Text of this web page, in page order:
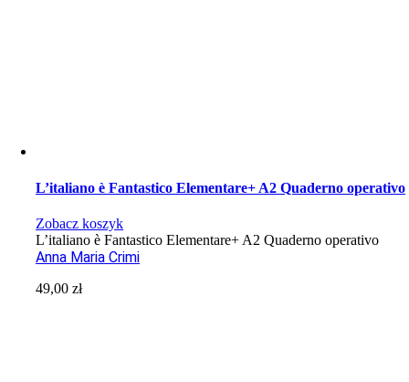
L’italiano è Fantastico Elementare+ A2 Quaderno operativo
Zobacz koszyk
L’italiano è Fantastico Elementare+ A2 Quaderno operativo
Anna Maria Crimi
49,00zł